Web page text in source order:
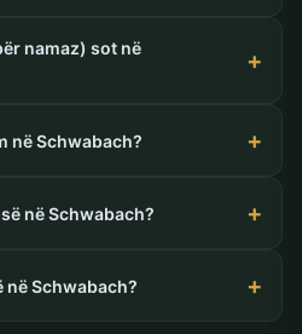
namaz) sot në
në Schwabach?
në Schwabach?
në Schwabach?